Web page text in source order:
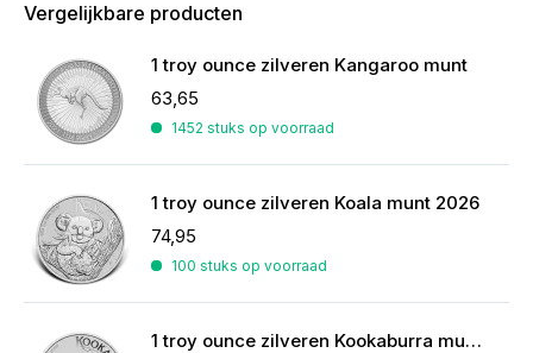
Vergelijkbare producten
1 troy ounce zilveren Kangaroo munt
63,65
1452 stuks op voorraad
1 troy ounce zilveren Koala munt 2026
74,95
100 stuks op voorraad
1 troy ounce zilveren Kookaburra munt 2026